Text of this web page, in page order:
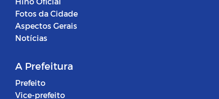
Fotos da Cidade
Aspectos Gerais
Notícias
A Prefeitura
Prefeito
Vice-prefeito